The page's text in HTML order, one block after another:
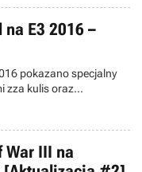
E3 2016 –
pokazano specjalny
zza kulis oraz
słynnego cyklu
War III na